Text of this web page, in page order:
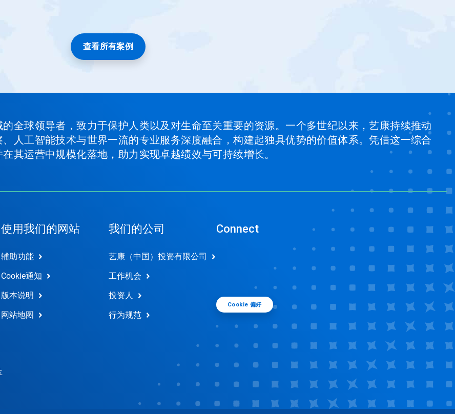
查看所有案例
全球领导者，致力于保护人类以及对生命至关重要的资源。一个多世纪以来，艺康持续推动
人工智能技术与世界一流的专业服务深度融合，构建起独具优势的价值体系。凭借这一综合
其运营中规模化落地，助力实现卓越绩效与可持续增长。
使用我们的网站
辅助功能
Cookie通知
版本说明
网站地图
我们的公司
艺康（中国）投资有限公司
工作机会
投资人
行为规范
Connect
Cookie 偏好